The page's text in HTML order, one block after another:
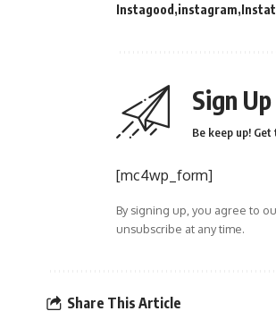
Instagood instagram
Sign
Be keep up!
[mc4wp_form]
By signing up, you agree to
unsubscribe at any time.
Share This Article